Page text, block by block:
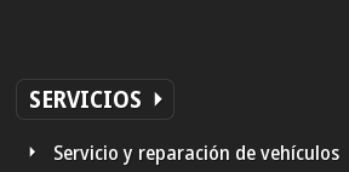
SERVICIOS
Servicio y reparación de vehículos